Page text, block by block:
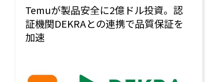
Temuが製品安全に2億ドル投資。認
証機関DEKRAとの連携で品質保証を
加速